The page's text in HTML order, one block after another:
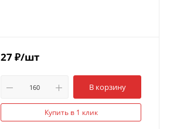
27₽/шт
В корзину
Купить в 1 клик